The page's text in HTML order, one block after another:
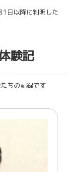
1日以降に判明した
験記
ちの記録です